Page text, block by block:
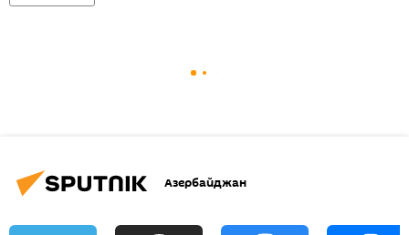
Азербайджан